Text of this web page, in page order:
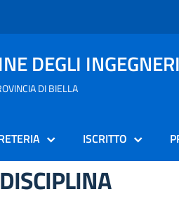
DEGLI INGEGNERI
DI BIELLA
ISCRITTO